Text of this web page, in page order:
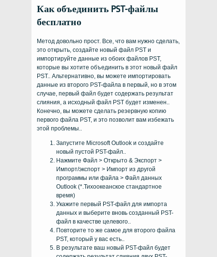
Как объединить PST-файлы
бесплатно
Метод довольно прост. Все, что вам нужно сделать,
это открыть, создайте новый файл PST и
импортируйте данные из обоих файлов PST,
которые вы хотите объединить в этот новый файл
PST.. Альтернативно, вы можете импортировать
данные из второго PST-файла в первый, но в этом
случае, первый файл будет содержать результат
слияния, а исходный файл PST будет изменен..
Конечно, вы можете сделать резервную копию
первого файла PST, и это позволит вам избежать
этой проблемы..
Запустите Microsoft Outlook и создайте
новый пустой PST-файл..
Нажмите Файл > Открыто & Экспорт >
Импорт/экспорт > Импорт из другой
программы или файла > Файл данных
Outlook (*.Тихоокеанское стандартное
время)
Укажите первый PST-файл для импорта
данных и выберите вновь созданный PST-
файл в качестве целевого..
Повторите то же самое для второго файла
PST, который у вас есть..
В результате ваш новый PST-файл будет